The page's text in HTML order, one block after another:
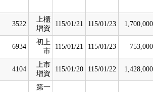
3522
上櫃
增資
115/01/21 115/01/23 1,700,000
6934
初上
市
115/01/21 115/01/23 753,000
4104
上市
增資
115/01/20 115/01/22 1,428,000
第一